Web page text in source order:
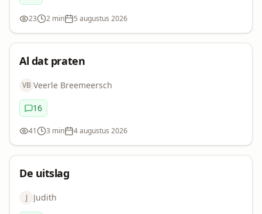
Bekeken:
23Leestijd:
2 minDatum:
5 augustus 2026
Al dat
praten
Al dat praten
VB Veerle Breemeersch
Commentaren:
16
Bekeken:
41Leestijd:
3 minDatum:
4 augustus 2026
De
uitslag
De uitslag
J Judith